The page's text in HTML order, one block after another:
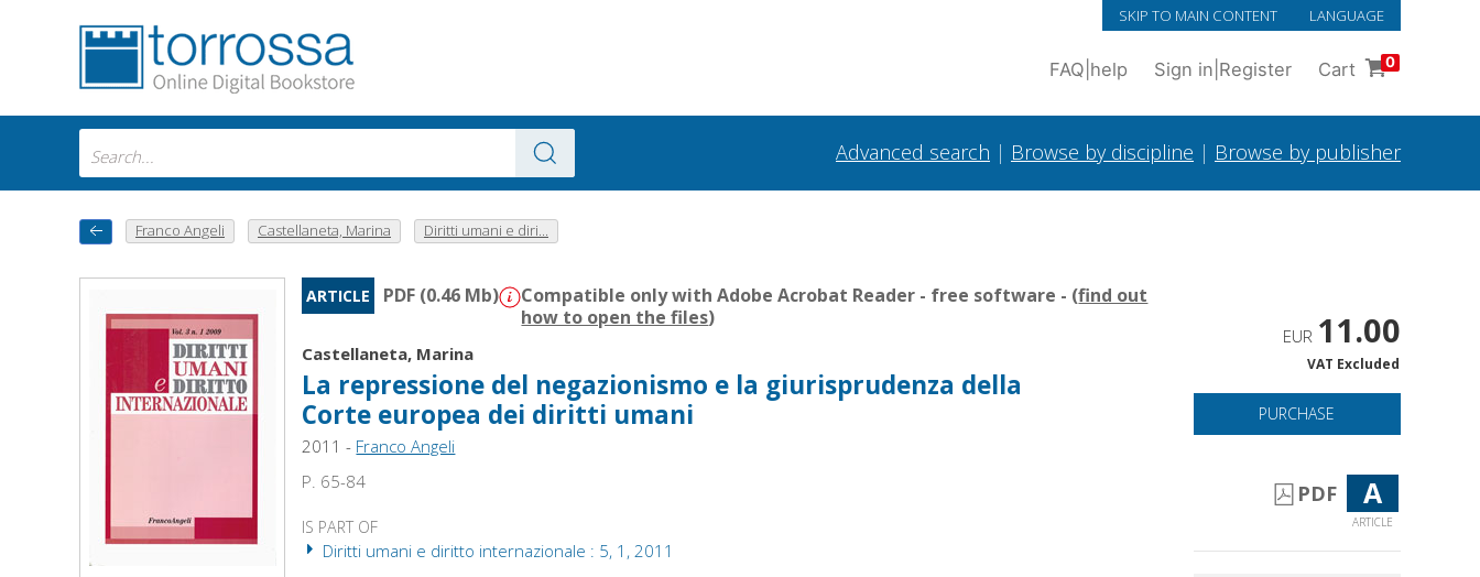
SKIP TO MAIN CONTENT LANGUAGE
FAQ help Sign in Register Cart 0
Advanced search | Browse by discipline | Browse by publisher
Franco Angeli Castellaneta, Marina Diritti umani e diri...
ARTICLE PDF (0.46 Mb) Compatible only with Adobe Acrobat Reader - free software - (find out
how to open the files)
Castellaneta, Marina
La repressione del negazionismo e la giurisprudenza della
Corte europea dei diritti umani
2011 - Franco Angeli
P. 65-84
IS PART OF
Diritti umani e diritto internazionale : 5, 1, 2011
EUR 11.00
VAT Excluded
PURCHASE
PDF A
ARTICLE